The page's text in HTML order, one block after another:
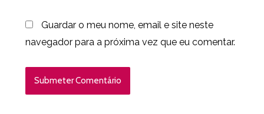
Guardar o meu nome, email e site neste
navegador para a próxima vez que eu comentar.